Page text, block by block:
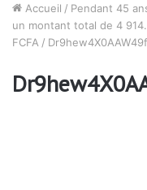
Accueil / Pendant 45
un montant total de 4
FCFA / Dr9hew4X0AAW49f